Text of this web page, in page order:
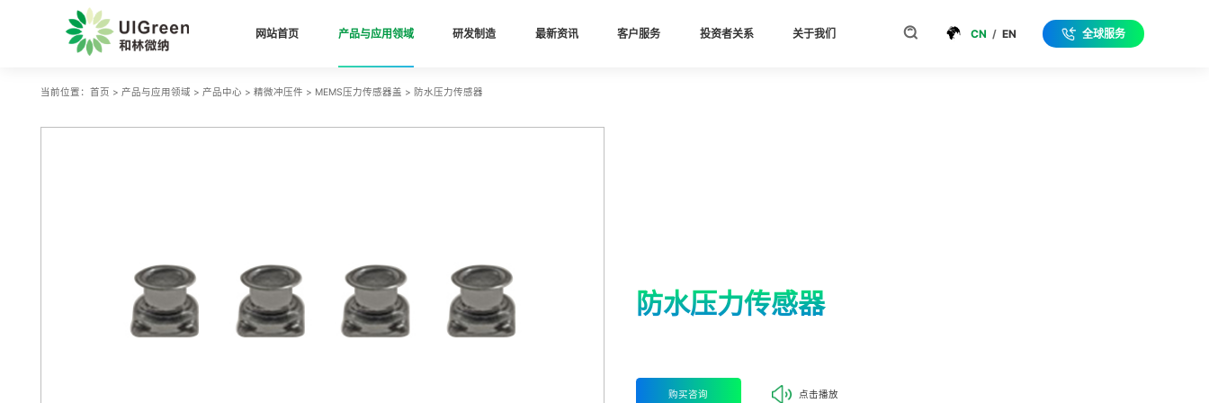
网站首页 产品与应用领域 研发制造 最新资讯 客户服务 投资者关系 关于我们 CN / EN 全球服务
当前位置： 首页 > 产品与应用领域 > 产品中心 > 精微冲压件 > MEMS压力传感器盖 > 防水压力传感器
防水压力传感器
购买咨询 点击播放